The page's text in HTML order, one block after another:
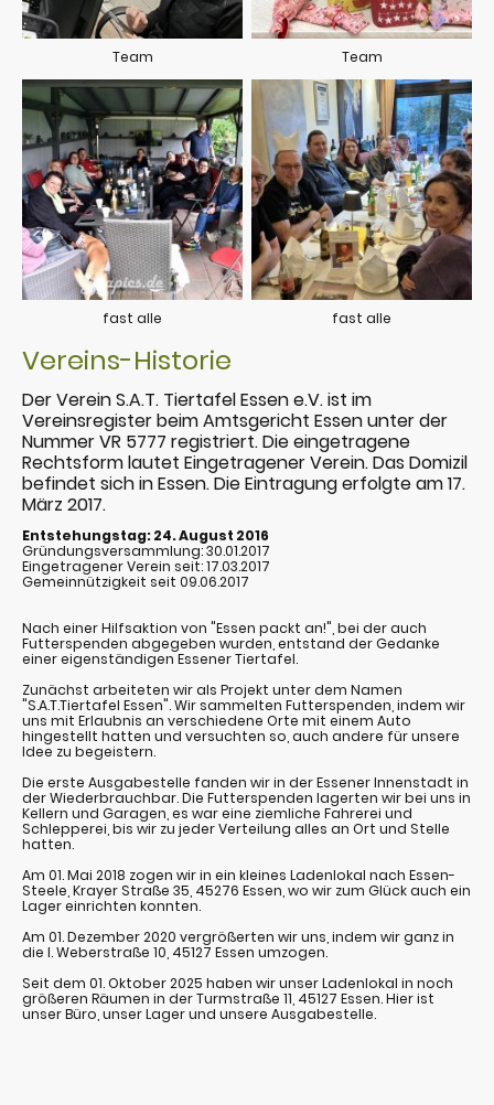
Team Team
fast alle fast alle
Vereins-Historie
Entstehungstag: 24. August 2016
Gründungsversammlung: 30.01.2017
Eingetragener Verein seit: 17.03.2017
Gemeinnützigkeit seit 09.06.2017
Nach einer Hilfsaktion von "Essen packt an!", bei der auch
Futterspenden abgegeben wurden, entstand der Gedanke
einer eigenständigen Essener Tiertafel.
Zunächst arbeiteten wir als Projekt unter dem Namen
"S.A.T.Tiertafel Essen". Wir sammelten Futterspenden, indem wir
uns mit Erlaubnis an verschiedene Orte mit einem Auto
hingestellt hatten und versuchten so, auch andere für unsere
Idee zu begeistern.
Die erste Ausgabestelle fanden wir in der Essener Innenstadt in
der Wiederbrauchbar. Die Futterspenden lagerten wir bei uns in
Kellern und Garagen, es war eine ziemliche Fahrerei und
Schlepperei, bis wir zu jeder Verteilung alles an Ort und Stelle
hatten.
Am 01. Mai 2018 zogen wir in ein kleines Ladenlokal nach Essen-
Steele, Krayer Straße 35, 45276 Essen, wo wir zum Glück auch ein
Lager einrichten konnten.
Am 01. Dezember 2020 vergrößerten wir uns, indem wir ganz in
die I. Weberstraße 10, 45127 Essen umzogen.
Seit dem 01. Oktober 2025 haben wir unser Ladenlokal in noch
größeren Räumen in der Turmstraße 11, 45127 Essen. Hier ist
unser Büro, unser Lager und unsere Ausgabestelle.
Der Verein S.A.T. Tiertafel Essen e.V. ist im
Vereinsregister beim Amtsgericht Essen unter der
Nummer VR 5777 registriert. Die eingetragene
Rechtsform lautet Eingetragener Verein. Das Domizil
befindet sich in Essen. Die Eintragung erfolgte am 17.
März 2017.